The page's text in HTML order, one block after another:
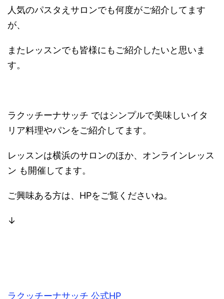
人気のパスタえサロンでも何度がご紹介してます
が、
またレッスンでも皆様にもご紹介したいと思いま
す。
ラクッチーナサッチ ではシンプルで美味しいイタ
リア料理やパンをご紹介してます。
レッスンは横浜のサロンのほか、オンラインレッス
ン も開催してます。
ご興味ある方は、HPをご覧くださいね。
↓
ラクッチーナサッチ 公式HP